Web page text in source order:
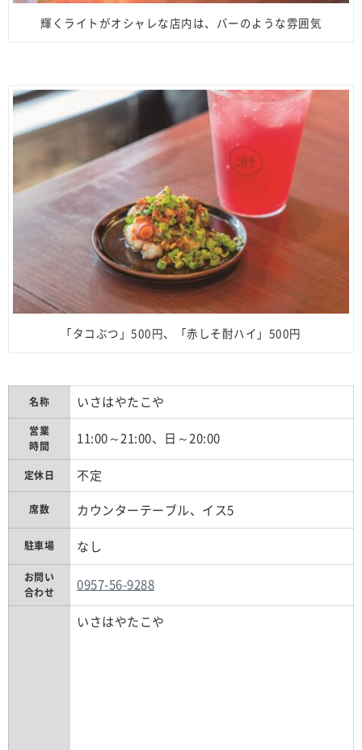
輝くライトがオシャレな店内は、バーのような雰囲気
「タコぶつ」500円、「赤しそ酎ハイ」500円
名称 いさはやたこや
営業
時間
11:00～21:00、日～20:00
定休日 不定
席数 カウンターテーブル、イス5
駐車場 なし
お問い
合わせ
0957-56-9288
いさはやたこや